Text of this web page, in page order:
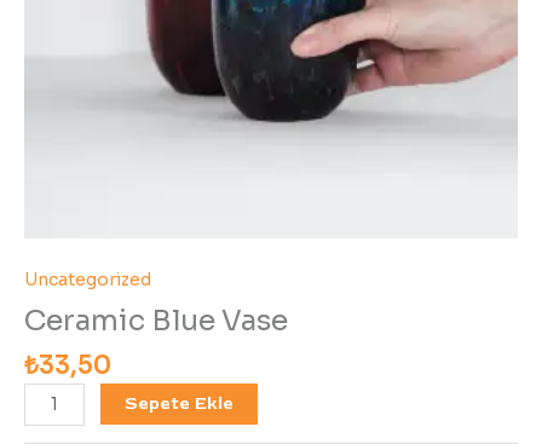
Uncategorized
Ceramic Blue Vase
₺33,50
Sepete Ekle